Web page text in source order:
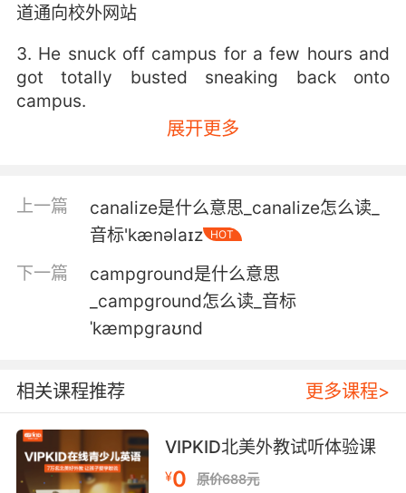
道通向校外网站
3. He snuck off campus for a few hours and
got totally busted sneaking back onto
campus.
他偷偷溜出去学校的 他溜回来的时候还被逮了个
4. The only lunatic on this campus is you.
这校园里唯一的疯子 就是你
5. Until we do so, you are barred from
6. But from this point, he's off campus.
但从那之后 他就离开了园区
7. We stopped at the bonfire on campus.
展开更多
上一篇
canalize是什么意思_canalize怎么读_
音标'kænəlaɪz
HOT
下一篇
campground是什么意思
_campground怎么读_音标
ˈkæmpgraʊnd
相关课程推荐 更多课程>
VIPKID北美外教试听体验课
¥0 原价688元